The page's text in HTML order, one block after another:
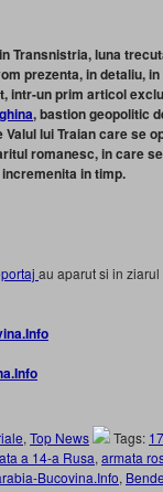
in Transnistria, luna
prezenta, in detaliu,
intr-un prim articol
, bastion geopolitic
lui Traian care se
romanesc, in care
in timp.
au aparut si in ziarul
, Top News Tags:
a 14-a Rusa, armata
Bucovina.Info,